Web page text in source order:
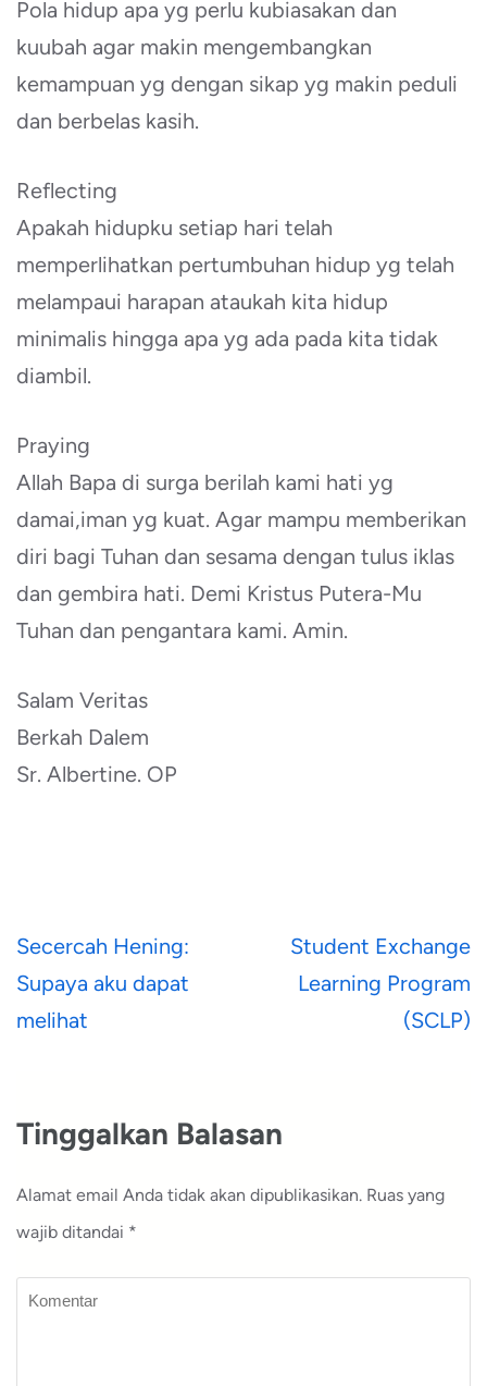
Pola hidup apa yg perlu kubiasakan dan
kuubah agar makin mengembangkan
kemampuan yg dengan sikap yg makin peduli
dan berbelas kasih.
Reflecting
Apakah hidupku setiap hari telah
memperlihatkan pertumbuhan hidup yg telah
melampaui harapan ataukah kita hidup
minimalis hingga apa yg ada pada kita tidak
diambil.
Praying
Allah Bapa di surga berilah kami hati yg
damai,iman yg kuat. Agar mampu memberikan
diri bagi Tuhan dan sesama dengan tulus iklas
dan gembira hati. Demi Kristus Putera-Mu
Tuhan dan pengantara kami. Amin.
Salam Veritas
Berkah Dalem
Sr. Albertine. OP
Navigasi
pos
Secercah Hening:
Supaya aku dapat
melihat
Student Exchange
Learning Program
(SCLP)
Tinggalkan Balasan
Alamat email Anda tidak akan dipublikasikan. Ruas yang
wajib ditandai *
Komentar